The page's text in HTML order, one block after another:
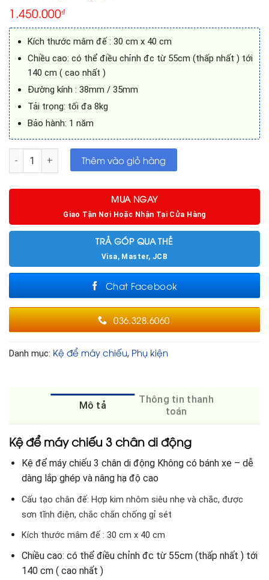
Được
xếp
hạng
0
5
sao
1.450.000₫
Kích thước mâm đế : 30 cm x 40 cm
Chiều cao: có thể điều chỉnh đc từ 55cm (thấp nhất ) tới
140 cm ( cao nhất )
Đường kính : 38mm / 35mm
Tải trọng: tối đa 8kg
Bảo hành: 1 năm
Kệ để máy chiếu 3 chân di động số lượng
Thêm vào giỏ hàng
MUA NGAY
Giao Tận Nơi Hoặc Nhận Tại Cửa Hàng
TRẢ GÓP QUA THẺ
Visa, Master, JCB
Chat Facebook
036.328.6060
Danh mục: Kệ để máy chiếu, Phụ kiện
Mô tả
Thông tin thanh
toán
Kệ để máy chiếu 3 chân di động
Kệ để máy chiếu 3 chân di động Không có bánh xe – dễ
dàng lắp ghép và nâng hạ độ cao
Cấu tạo chân đế: Hợp kim nhôm siêu nhẹ và chắc, được
sơn tĩnh điện, chắc chắn chống gỉ sét
Kích thước mâm đế : 30 cm x 40 cm
Chiều cao: có thể điều chỉnh đc từ 55cm (thấp nhất ) tới
140 cm ( cao nhất )